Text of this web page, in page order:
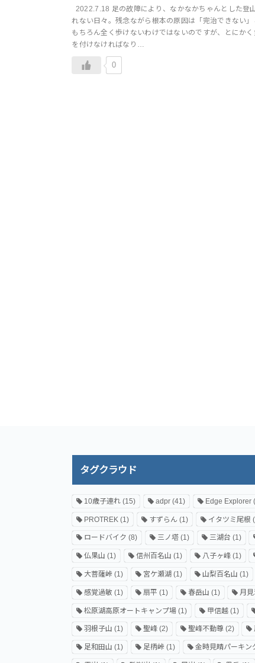
2022.7.18 足の故障により、なかなかちゃんとした登
れない日々。残念ながら根本の原因は「完治できない」
もちろん全く歩けないわけではないのですが、とにか
を付けなければなり…
0
タグクラウド
10歳子連れ (15) adpr(41) Edge Explorer
PROTREK (1) すずらん (1) イタツミ尾根
ロードバイク (8) 三ノ塔(1) 三湖台 (1)
仏果山 (1) 信州百名山 (1) 八子ヶ峰(1)
大菩薩峠 (1) 宮ケ瀬湖 (1) 山梨百名山 (1)
感覚過敏 (1) 扇平 (1) 春岳山 (1) 月
松原湖高原オートキャンプ場 (1) 甲信越(1)
羽根子山 (1) 聖峰(2) 聖峰不動尊(2)
足和田山 (1) 足柄峠(1) 金時見晴パーキン